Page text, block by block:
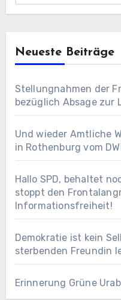
Neueste Beiträge
Stellungnahmen der
bezüglich Absage zur
Und wieder Amtliche
in Rothenburg vom
Hallo SPD, behaltet
stoppt den
Informationsfreiheit!
Demokratie ist kein
sterbenden Freundin
Erinnerung Grüne